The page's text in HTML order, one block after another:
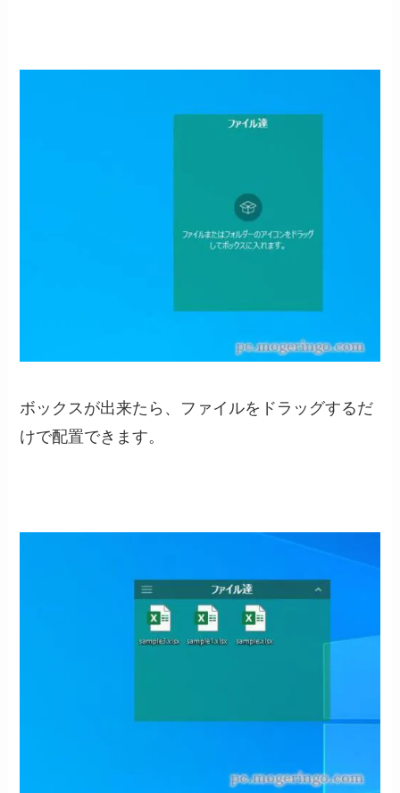
ボックスが出来たら、ファイルをドラッグするだ
けで配置できます。